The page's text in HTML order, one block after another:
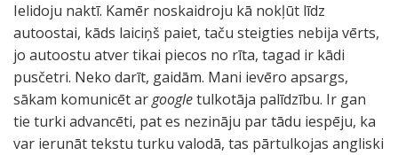
Ielidoju naktī. Kamēr noskaidroju kā nokļūt līdz
autoostai, kāds laiciņš paiet, taču steigties nebija vērts,
jo autoostu atver tikai piecos no rīta, tagad ir kādi
pusčetri. Neko darīt, gaidām. Mani ievēro apsargs,
sākam komunicēt argoogletulkotāja palīdzību. Ir gan
tie turki advancēti, pat es nezināju par tādu iespēju, ka
var ierunāt tekstu turku valodā, tas pārtulkojas angliski